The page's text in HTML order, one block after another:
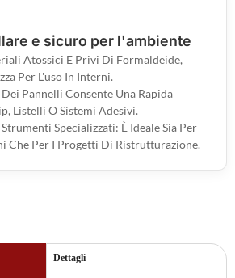
e sicuro per l'ambiente
Atossici E Privi Di Formaldeide,
Per L'uso In Interni.
Pannelli Consente Una Rapida
Listelli O Sistemi Adesivi.
Specializzati: È Ideale Sia Per
Che Per I Progetti Di Ristrutturazione.
Dettagli